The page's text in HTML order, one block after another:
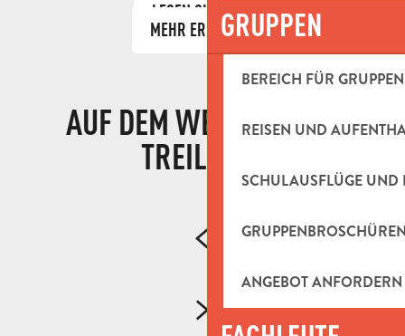
GRUPPEN
BEREICH FÜR GRUPPEN
REISEN UND
SCHULAUSFLÜGE UND
ANGEBOT ANFORDERN
LESEN SIE MEHR
MEHR ERFAHREN
AUF DEM WEG NACH LA
TREILLE ...